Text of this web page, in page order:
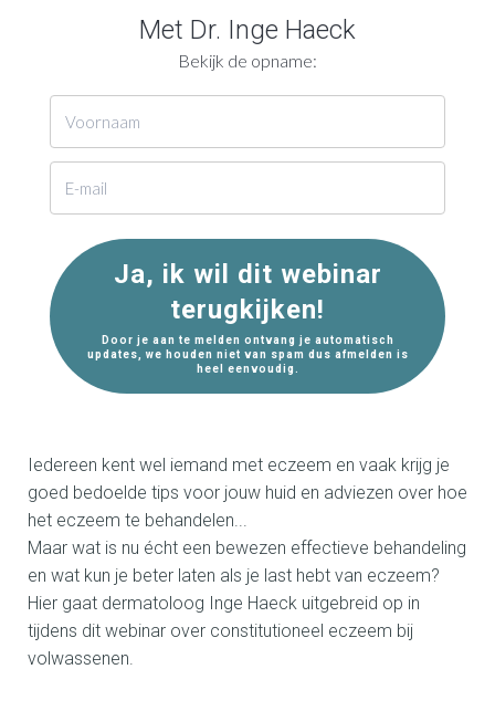
Met Dr. Inge Haeck
Bekijk de opname:
Ja, ik wil dit webinar
terugkijken!
Door je aan te melden ontvang je automatisch
updates, we houden niet van spam dus afmelden is
heel eenvoudig.
Iedereen kent wel iemand met eczeem en vaak krijg je
goed bedoelde tips voor jouw huid en adviezen over hoe
het eczeem te behandelen...
Maar wat is nu écht een bewezen effectieve behandeling
en wat kun je beter laten als je last hebt van eczeem?
Hier gaat dermatoloog Inge Haeck uitgebreid op in
tijdens dit webinar over constitutioneel eczeem bij
volwassenen.